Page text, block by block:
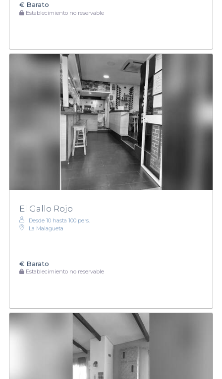
€ Barato
Establecimiento no reservable
El Gallo Rojo
Desde 10 hasta 100 pers.
La Malagueta
€ Barato
Establecimiento no reservable